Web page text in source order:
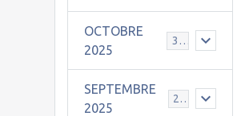
OCTOBRE
2025
31
SEPTEMBRE
2025
25